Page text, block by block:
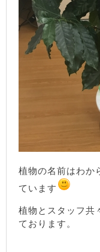
植物の名前はわか
ています
植物とスタッフ共
ております。